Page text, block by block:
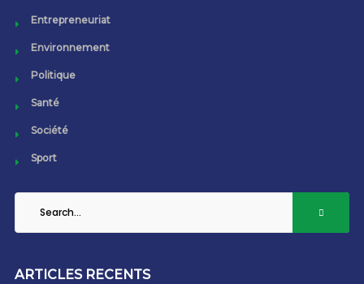
Entrepreneuriat
Environnement
Politique
Santé
Société
Sport
ARTICLES RECENTS